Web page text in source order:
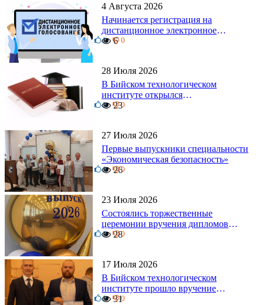
4 Августа 2026
Начинается регистрация на
дистанционное электронное
голосование на выборы!
0 0
6
28 Июля 2026
В Бийском технологическом
институте открылся
диссертационный совет!
0 0
23
27 Июля 2026
Первые выпускники специальности
«Экономическая безопасность»
0 0
26
23 Июля 2026
Состоялись торжественные
церемонии вручения дипломов
выпускникам БТИ
0 0
28
17 Июля 2026
В Бийском технологическом
институте прошло вручение
дипломов
0 0
31